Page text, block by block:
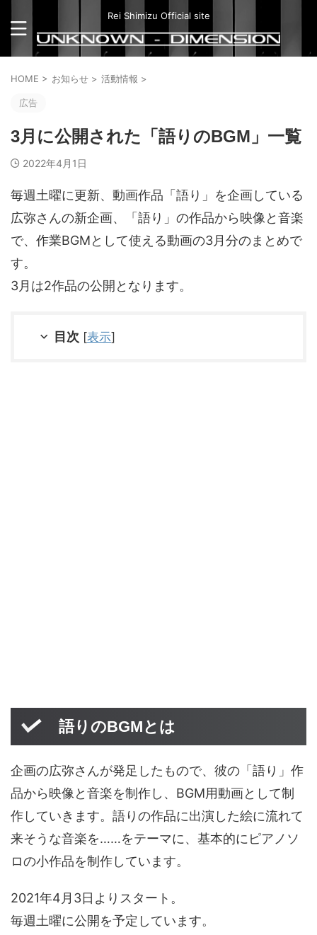
Rei Shimizu Official site
HOME > お知らせ > 活動情報 >
広告
3月に公開された「語りのBGM」一覧
2022年4月1日
毎週土曜に更新、動画作品「語り」を企画している
広弥さんの新企画、「語り」の作品から映像と音楽
で、作業BGMとして使える動画の3月分のまとめで
す。
3月は2作品の公開となります。
目次 [表示]
語りのBGMとは
企画の広弥さんが発足したもので、彼の「語り」作
品から映像と音楽を制作し、BGM用動画として制
作していきます。語りの作品に出演した絵に流れて
来そうな音楽を……をテーマに、基本的にピアノソ
ロの小作品を制作しています。
2021年4月3日よりスタート。
毎週土曜に公開を予定しています。